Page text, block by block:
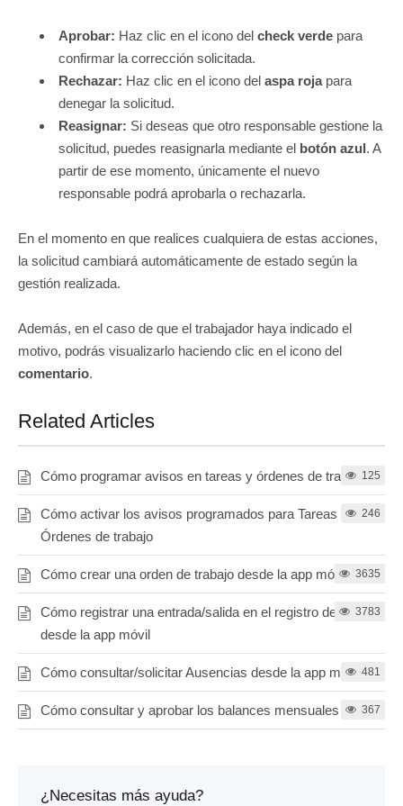
Aprobar: Haz clic en el icono del check verde para
confirmar la corrección solicitada.
Rechazar: Haz clic en el icono del aspa rojapara
denegar la solicitud.
Reasignar: Si deseas que otro responsable gestione la
solicitud, puedes reasignarla mediante el botón azul. A
partir de ese momento, únicamente el nuevo
responsable podrá aprobarla o rechazarla.
En el momento en que realices cualquiera de estas acciones,
la solicitud cambiará automáticamente de estado según la
gestión realizada.
Además, en el caso de que el trabajador haya indicado el
motivo, podrás visualizarlo haciendo clic en el icono del
comentario.
Related Articles
Cómo programar avisos en tareas y órdenes de trabajo125
Cómo activar los avisos programados para Tareas y
Órdenes de trabajo
246
Cómo crear una orden de trabajo desde la app móvil 3635
Cómo registrar una entrada/salida en el registro de jornada
desde la app móvil
3783
Cómo consultar/solicitar Ausencias desde la app móvil 481
Cómo consultar y aprobar los balances mensuales 367
¿Necesitas más ayuda?